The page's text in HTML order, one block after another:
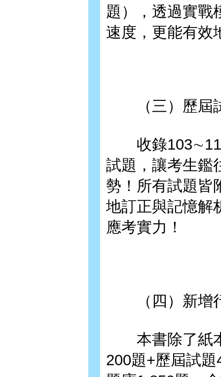
題），透過實戰
速度，更能有效
（三）歷屆
收錄103∼111
試題，讓考生鑑
勢！所有試題皆
地訂正與記憶解
應考實力！
（四）新增
本書除了紙本
200題+歷屆試